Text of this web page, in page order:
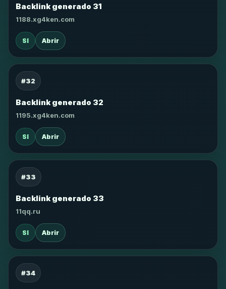
Backlink generado 31
1188.xg4ken.com
SI Abrir
#32
Backlink generado 32
1195.xg4ken.com
SI Abrir
#33
Backlink generado 33
11qq.ru
SI Abrir
#34